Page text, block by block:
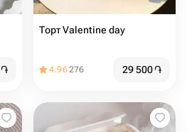
֏
Торт Valentine day
4.96276 29 500֏